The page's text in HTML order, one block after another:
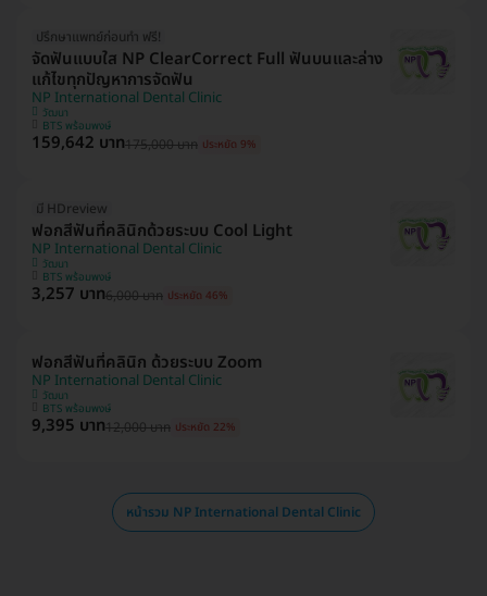
ปรึกษาแพทย์ก่อนทำ ฟรี!
จัดฟันแบบใส NP ClearCorrect Full ฟันบนและล่าง
แก้ไขทุกปัญหาการจัดฟัน
NP International Dental Clinic
วัฒนา
BTS พร้อมพงษ์
159,642 บาท175,000 บาท ประหยัด 9%
มี HDreview
ฟอกสีฟันที่คลินิกด้วยระบบ Cool Light
NP International Dental Clinic
วัฒนา
BTS พร้อมพงษ์
3,257 บาท6,000 บาท ประหยัด 46%
ฟอกสีฟันที่คลินิก ด้วยระบบ Zoom
NP International Dental Clinic
วัฒนา
BTS พร้อมพงษ์
9,395 บาท12,000 บาท ประหยัด 22%
หน้ารวม NP International Dental Clinic